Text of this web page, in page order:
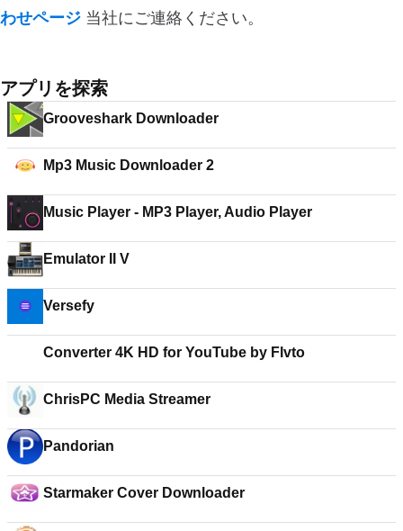
わせページ 当社にご連絡ください。
アプリを探索
Grooveshark Downloader
Mp3 Music Downloader 2
Music Player - MP3 Player, Audio Player
Emulator II V
Versefy
Converter 4K HD for YouTube by Flvto
ChrisPC Media Streamer
Pandorian
Starmaker Cover Downloader